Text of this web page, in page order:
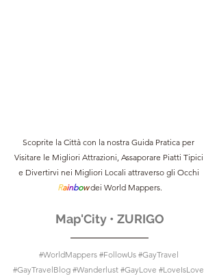
Scoprite la Città con la nostra Guida Pratica per
Visitare le Migliori Attrazioni, Assaporare Piatti Tipici
e Divertirvi nei Migliori Locali attraverso gli Occhi
Rainbow dei World Mappers.
Map'City • ZURIGO
#WorldMappers #FollowUs #GayTravel
#GayTravelBlog #Wanderlust #GayLove #LoveIsLove